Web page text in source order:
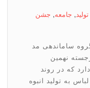
,جشن
مد
روند
انبوه